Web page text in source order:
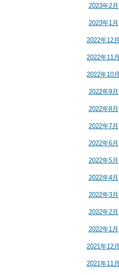
2023年2月
2023年1月
2022年12月
2022年11月
2022年10月
2022年9月
2022年8月
2022年7月
2022年6月
2022年5月
2022年4月
2022年3月
2022年2月
2022年1月
2021年12月
2021年11月